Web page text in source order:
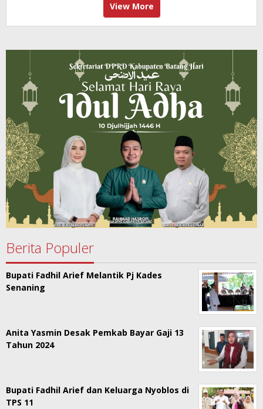
View More
Berita Populer
Bupati Fadhil Arief Melantik Pj Kades
Senaning
Anita Yasmin Desak Pemkab Bayar Gaji 13
Tahun 2024
Bupati Fadhil Arief dan Keluarga Nyoblos di
TPS 11